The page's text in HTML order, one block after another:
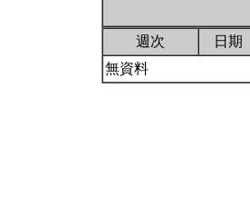
週次
日期
無資料